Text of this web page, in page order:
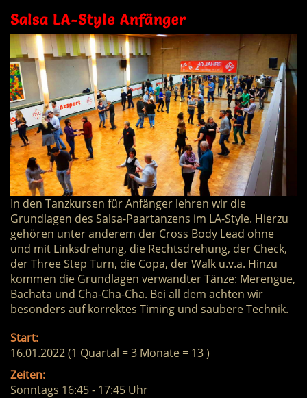
Salsa LA-Style Anfänger
In den Tanzkursen für Anfänger lehren wir die
Grundlagen des Salsa-Paartanzens im LA-Style. Hierzu
gehören unter anderem der Cross Body Lead ohne
und mit Linksdrehung, die Rechtsdrehung, der Check,
der Three Step Turn, die Copa, der Walk u.v.a. Hinzu
kommen die Grundlagen verwandter Tänze: Merengue,
Bachata und Cha-Cha-Cha. Bei all dem achten wir
besonders auf korrektes Timing und saubere Technik.
Start:
16.01.2022 (1 Quartal = 3 Monate = 13 )
Zeiten:
Sonntags 16:45 - 17:45 Uhr